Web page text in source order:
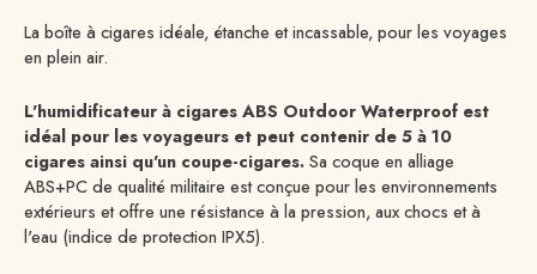
La boîte à cigares idéale, étanche et incassable, pour les voyages
en plein air.
L'humidificateur à cigares ABS Outdoor Waterproof est
idéal pour les voyageurs et peut contenir de 5 à 10
cigares ainsi qu'un coupe-cigares. Sa coque en alliage
ABS+PC de qualité militaire est conçue pour les environnements
extérieurs et offre une résistance à la pression, aux chocs et à
l'eau (indice de protection IPX5).